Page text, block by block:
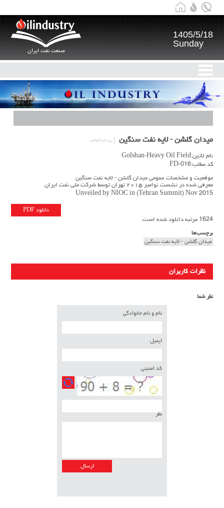
صنعت نفت ایران
1405/5/18
Sunday
میدان گلشن - لایه نفت سنگین ۱۳۹۴/۱۲/۱۵
نام لاتین:Golshan-Heavy Oil Field
کد مطلب:FD-016
موقعیت و مشخصات عمومی میدان گلشن - لایه نفت سنگین
معرفی شده در نشست نوامبر ۲۰۱۵ تهران توسط شرکت ملی نفت ایران
Unveiled by NIOC in (Tehran Summit) Nov 2015
دانلود PDF
1624 مرتبه دانلود شده است.
برچسب‌ها
میدان گلشن - لایه نفت سنگین
نظرات کاربران
نظر شما
نام و نام خانوادگی
ایمیل
کد امنیتی
نظر